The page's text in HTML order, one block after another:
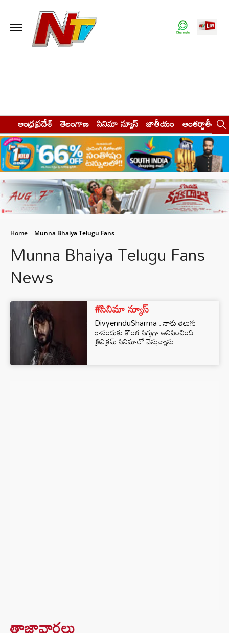
ఆంధ్రప్రదేశ్ తెలంగాణ సినిమా న్యూస్ జాతీయం అంతర్జాతీయం
Home Munna Bhaiya Telugu Fans
Munna Bhaiya Telugu Fans
News
#సినిమా న్యూస్
DivyennduSharma : నాకు తెలుగు
రానందుకు కొంత సిగ్గుగా అనిపించింది..
త్రివిక్రమ్ సినిమాలో చేస్తున్నాను